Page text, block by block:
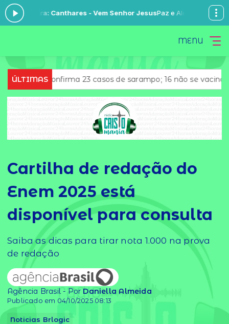
Canthares - Vem Senhor JesusPaz e Alegria com Espírito Santo
MENU
ÚLTIMAS
23 casos de sarampo; 16 não se vacinaram
Cartilha de redação do
Enem 2025 está
disponível para consulta
Saiba as dicas para tirar nota 1.000 na prova
de redação
Agência Brasil - Por Daniella Almeida
Publicado em 04/10/2025 08:13
Noticias Brlogic